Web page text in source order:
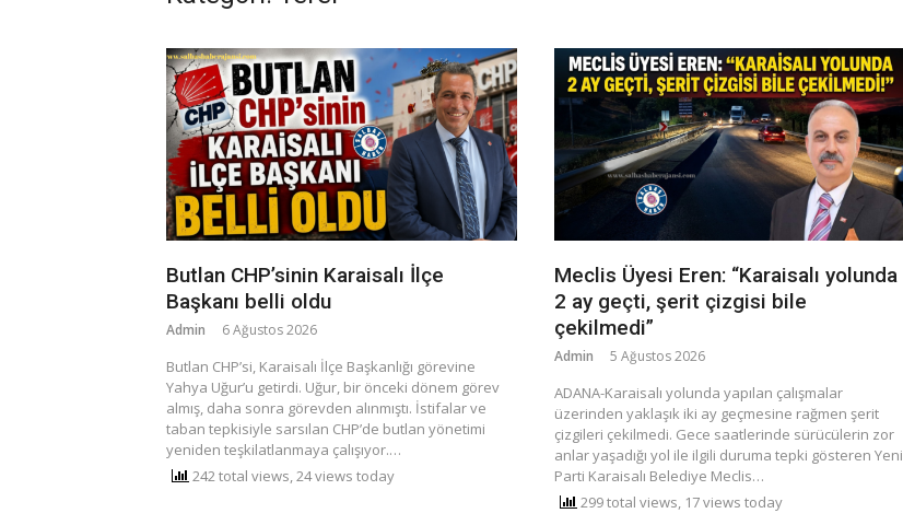
Butlan CHP’sinin Karaisalı İlçe
Başkanı belli oldu
Admin 6 Ağustos 2026
Butlan CHP’si, Karaisalı İlçe Başkanlığı görevine
Yahya Uğur’u getirdi. Uğur, bir önceki dönem görev
almış, daha sonra görevden alınmıştı. ​İstifalar ve
taban tepkisiyle sarsılan CHP’de butlan yönetimi
yeniden teşkilatlanmaya çalışıyor.…
242 total views, 24 views today
Meclis Üyesi Eren: “Karaisalı yolunda
2 ay geçti, şerit çizgisi bile
çekilmedi”
Admin 5 Ağustos 2026
ADANA-Karaisalı yolunda yapılan çalışmalar
üzerinden yaklaşık iki ay geçmesine rağmen şerit
çizgileri çekilmedi. Gece saatlerinde sürücülerin zor
anlar yaşadığı yol ile ilgili duruma tepki gösteren Yeni
Parti Karaisalı Belediye Meclis…
299 total views, 17 views today